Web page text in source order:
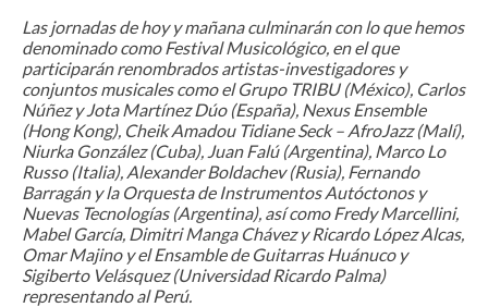
Las jornadas de hoy y mañana culminarán con lo que hemos
denominado como Festival Musicológico, en el que
participarán renombrados artistas-investigadores y
conjuntos musicales como el Grupo TRIBU (México), Carlos
Núñez y Jota Martínez Dúo (España), Nexus Ensemble
(Hong Kong), Cheik Amadou Tidiane Seck – AfroJazz (Malí),
Niurka González (Cuba), Juan Falú (Argentina), Marco Lo
Russo (Italia), Alexander Boldachev (Rusia), Fernando
Barragán y la Orquesta de Instrumentos Autóctonos y
Nuevas Tecnologías (Argentina), así como Fredy Marcellini,
Mabel García, Dimitri Manga Chávez y Ricardo López Alcas,
Omar Majino y el Ensamble de Guitarras Huánuco y
Sigiberto Velásquez (Universidad Ricardo Palma)
representando al Perú.